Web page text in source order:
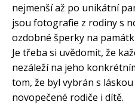
nejmenší až po unikátní
jsou fotografie z rodiny s
ozdobné šperky na
Je třeba si uvědomit, že
nezáleží na jeho
tom, že byl vybrán s
novopečené rodiče i dítě.